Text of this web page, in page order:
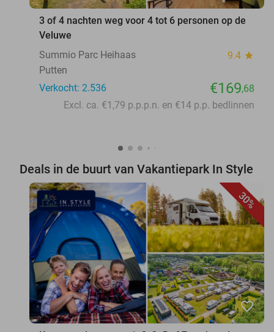
3 of 4 nachten weg voor 4 tot 6 personen op de
Veluwe
Summio Parc Heihaas
9.4 star
Putten
Verkocht: 2.536
€169,68
Excl. ca. €1,79 p.p.p.n. en €14 p.p. bedlinnen
Deals in de buurt van Vakantiepark In Style
30%
favorite_border